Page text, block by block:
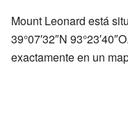
Mount Leonard está
39°07′32″N
exactamente en un